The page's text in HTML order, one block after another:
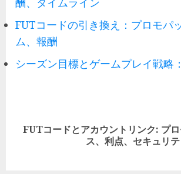
FUTコードの引き換え：プロモパ
ム、報酬
シーズン目標とゲームプレイ戦略
Next
FUTコードとアカウントリンク: プ
ス、利点、セキュリ